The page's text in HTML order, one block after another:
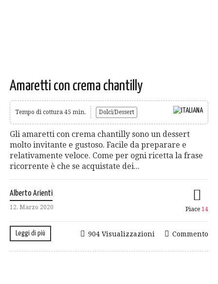
Amaretti con crema chantilly
Tempo di cottura 45 min. Dolci/Dessert
Gli amaretti con crema chantilly sono un dessert
molto invitante e gustoso. Facile da preparare e
relativamente veloce. Come per ogni ricetta la frase
ricorrente è che se acquistate dei...
Alberto Arienti
12. Marzo 2020 Piace 14
Leggi di più Commento
904 Visualizzazioni